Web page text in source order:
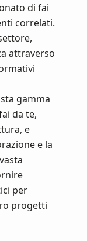
di fai
correlati.
attraverso
gamma
da te,
e
e la
per
progetti